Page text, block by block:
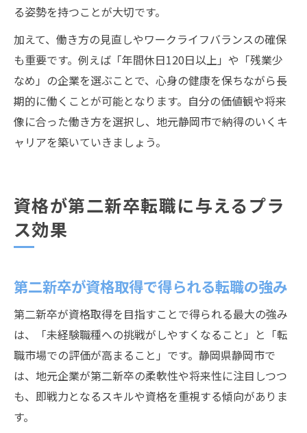
る姿勢を持つことが大切です。
加えて、働き方の見直しやワークライフバランスの確保
も重要です。例えば「年間休日120日以上」や「残業少
なめ」の企業を選ぶことで、心身の健康を保ちながら長
期的に働くことが可能となります。自分の価値観や将来
像に合った働き方を選択し、地元静岡市で納得のいくキ
ャリアを築いていきましょう。
資格が第二新卒転職に与えるプラ
ス効果
第二新卒が資格取得で得られる転職の強み
第二新卒が資格取得を目指すことで得られる最大の強み
は、「未経験職種への挑戦がしやすくなること」と「転
職市場での評価が高まること」です。静岡県静岡市で
は、地元企業が第二新卒の柔軟性や将来性に注目しつつ
も、即戦力となるスキルや資格を重視する傾向がありま
す。